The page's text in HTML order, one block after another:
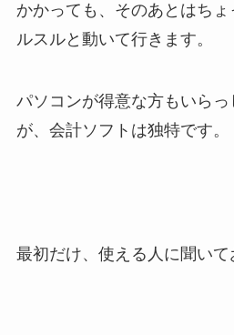
かかっても、そのあとはち
ルスルと動いて行きます。
パソコンが得意な方もいら
が、会計ソフトは独特です。
最初だけ、使える人に聞いて